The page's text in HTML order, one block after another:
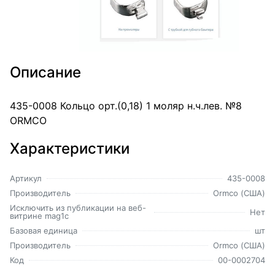
Описание
435-0008 Кольцо орт.(0,18) 1 моляр н.ч.лев. №8
ORMCO
Характеристики
Артикул
435-0008
Производитель
Ormco (США)
Исключить из публикации на веб-
витрине mag1c
Нет
Базовая единица
шт
Производитель
Ormco (США)
Код
00-0002704